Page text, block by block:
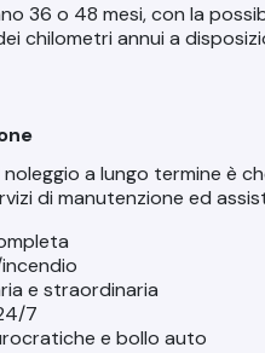
36 o 48 mesi, con la
chilometri annui a
a lungo termine è
di manutenzione ed
e straordinaria
7
e bollo auto